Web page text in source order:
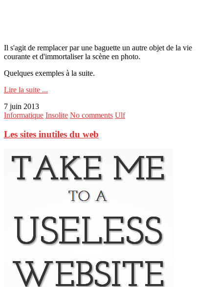
Il s'agit de remplacer par une baguette un autre objet de la vie
courante et d'immortaliser la scène en photo.
Quelques exemples à la suite.
Lire la suite ...
7 juin 2013
Informatique Insolite No comments Ulf
Les sites inutiles du web